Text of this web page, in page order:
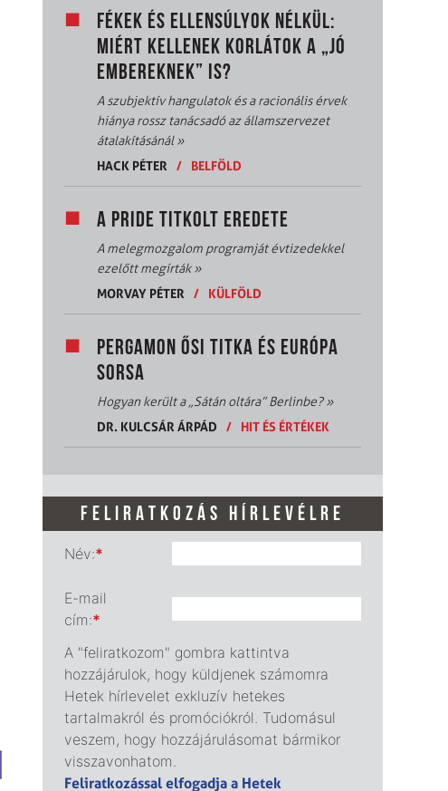
FÉKEK ÉS ELLENSÚLYOK NÉLKÜL:
MIÉRT KELLENEK KORLÁTOK A „JÓ
EMBEREKNEK” IS?
A szubjektív hangulatok és a racionális érvek
hiánya rossz tanácsadó az államszervezet
átalakításánál»
HACK PÉTER
/ BELFÖLD
A PRIDE TITKOLT EREDETE
A melegmozgalom programját évtizedekkel
ezelőtt megírták»
MORVAY PÉTER
/ KÜLFÖLD
PERGAMON ŐSI TITKA ÉS EURÓPA
SORSA
Hogyan került a „Sátán oltára” Berlinbe?»
DR. KULCSÁR ÁRPÁD
/ HIT ÉS ÉRTÉKEK
FELIRATKOZÁS HÍRLEVÉLRE
Név:*
E-mail
cím:*
A "feliratkozom" gombra kattintva
hozzájárulok, hogy küldjenek számomra
Hetek hírlevelet exkluzív hetekes
tartalmakról és promóciókról. Tudomásul
veszem, hogy hozzájárulásomat bármikor
visszavonhatom.
Feliratkozással elfogadja a Hetek